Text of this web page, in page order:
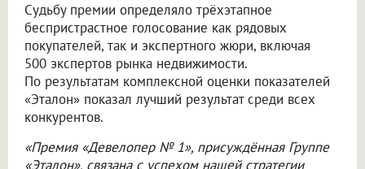
Судьбу премии определяло трёхэтапное
беспристрастное голосование как рядовых
покупателей, так и экспертного жюри, включая
500 экспертов рынка недвижимости.
По результатам комплексной оценки показателей
«Эталон» показал лучший результат среди всех
конкурентов.
«Премия «Девелопер № 1», присуждённая Группе
«Эталон», связана с успехом нашей стратегии